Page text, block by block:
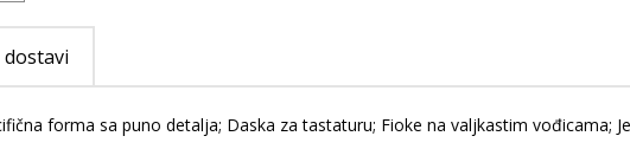
forma sa puno detalja; Daska za tastaturu; Fioke na valjkastim vođicama;